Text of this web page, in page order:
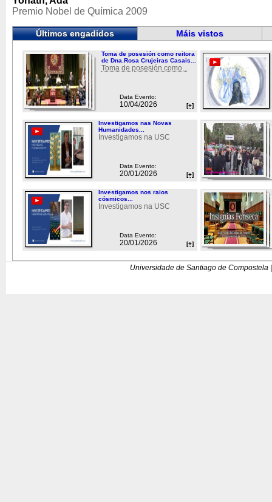
Premio Nobel de Química 2009
Últimos engadidos Máis vistos
Toma de posesión como reitora
de Dna.Rosa Crujeiras Casais...
Toma de posesión como...
Data Evento:
10/04/2026 [+]
Investigamos nas Novas
Humanidades...
Investigamos na USC
Data Evento:
20/01/2026 [+]
Investigamos nos raios
cósmicos...
Investigamos na USC
Data Evento:
20/01/2026 [+]
Universidade de Santiago de